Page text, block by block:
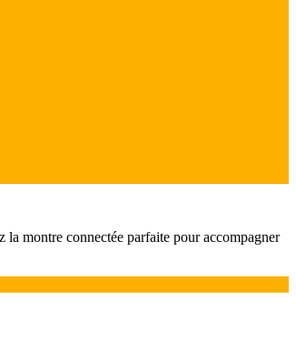
montre connectée parfaite pour accompagner